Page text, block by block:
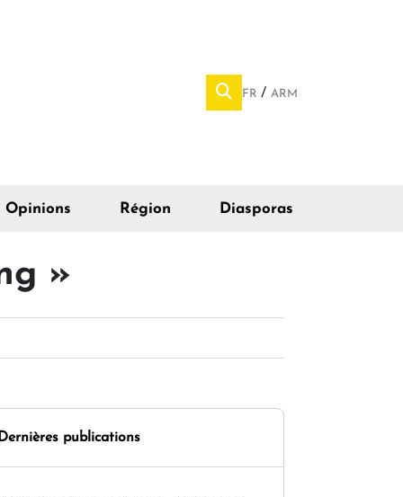
FR ARM
Opinions Région Diasporas
»
publications